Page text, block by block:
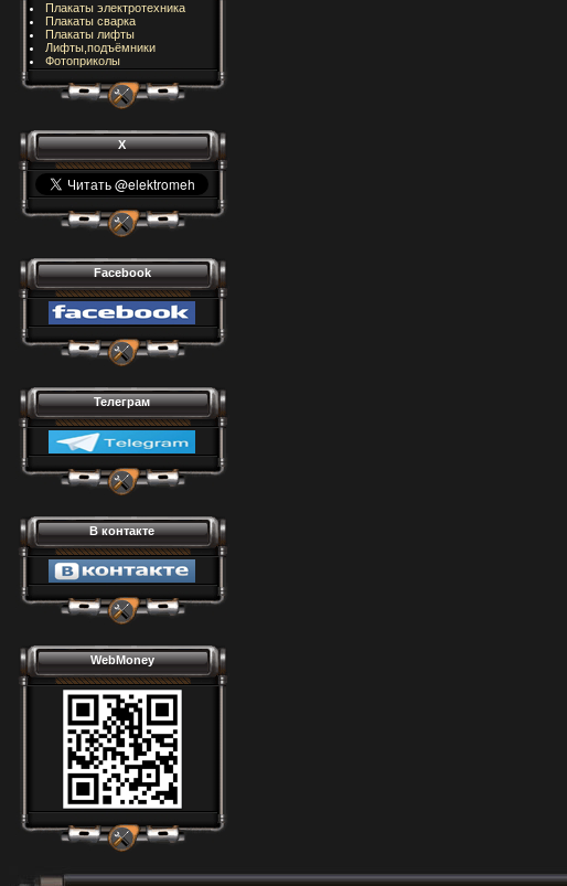
Плакаты электротехника
Плакаты сварка
Плакаты лифты
Лифты,подъёмники
Фотоприколы
X
Facebook
Телеграм
В контакте
WebMoney